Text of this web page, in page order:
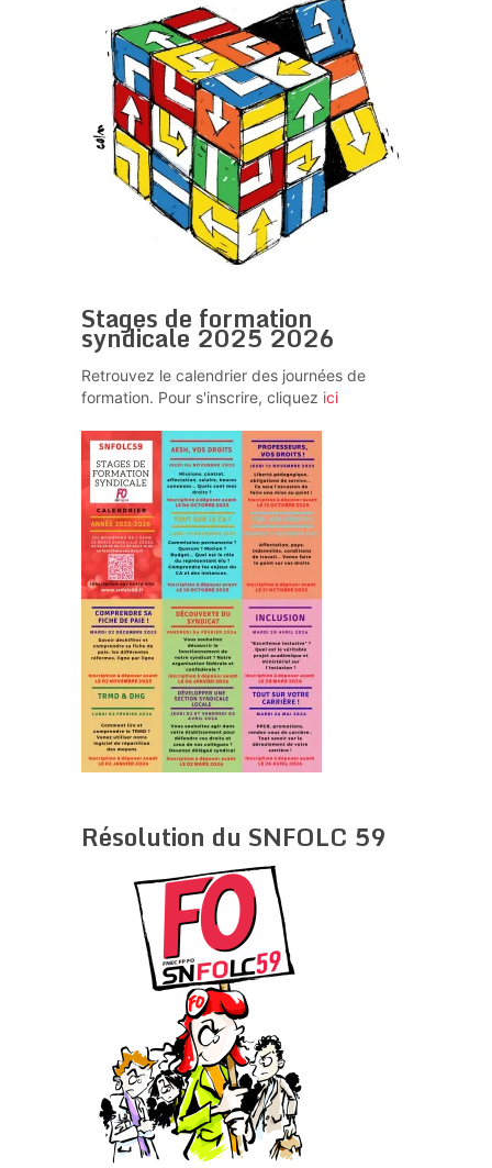
Stages de formation
syndicale 2025 2026
Retrouvez le calendrier des journées de
formation. Pour s'inscrire, cliquez ici
Résolution du SNFOLC 59